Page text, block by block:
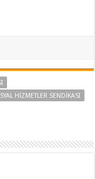
HIZMETLER SENDIKASI